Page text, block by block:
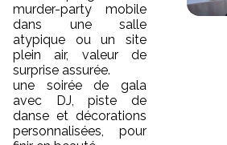
murder-party mobile
dans une salle
atypique ou un site
plein air, valeur de
surprise assurée.
une soirée de gala
avec DJ, piste de
danse et décorations
personnalisées, pour